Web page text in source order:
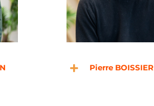
Pierre BOISSIER